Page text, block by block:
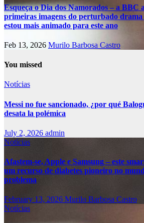
Esqueça o Dia dos Namorados – a BBC
primeiras imagens do perturbado
estou mais animado para este ano
Feb 13, 2026 Murilo Barbosa Castro
You missed
Notícias
Messi no fue sancionado, ¿por qué
desata la polémica
July 2, 2026 admin
Notícias
Afastem-se, Apple e Samsung – este
um recurso de diabetes pioneiro no
problema
February 13, 2026 Murilo Barbosa Castro
Notícias